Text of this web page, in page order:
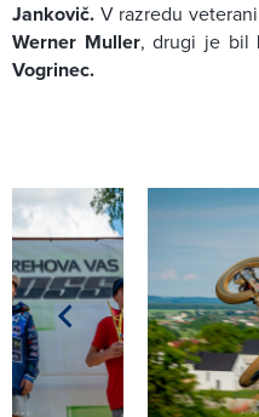
Jankovič. V razredu
Werner Muller, drugi je bil
Vogrinec.